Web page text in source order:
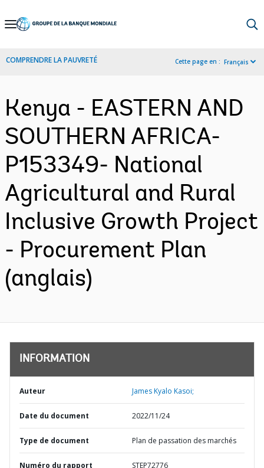
Skip
Navigation
COMPRENDRE LA PAUVRETÉ Cette page en : Français
Kenya - EASTERN AND
SOUTHERN AFRICA-
P153349- National
Agricultural and Rural
Inclusive Growth Project
- Procurement Plan
(anglais)
INFORMATION
Auteur James Kyalo Kasoi;
Date du document 2022/11/24
Type de document Plan de passation des marchés
Numéro du rapport STEP72776